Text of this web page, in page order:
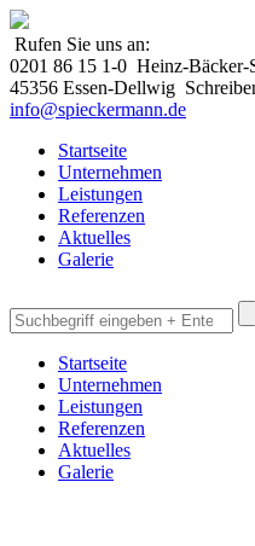
Rufen Sie uns an:
0201 86 15 1-0 Heinz-Bäcker-
45356 Essen-Dellwig
info@spieckermann.de
Startseite
Unternehmen
Leistungen
Referenzen
Aktuelles
Galerie
Startseite
Unternehmen
Leistungen
Referenzen
Aktuelles
Galerie